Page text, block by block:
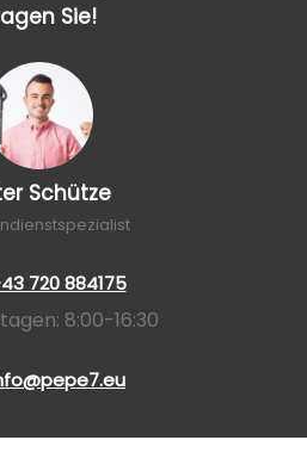
Sie!
Schütze
720 884175
8:00-16:30